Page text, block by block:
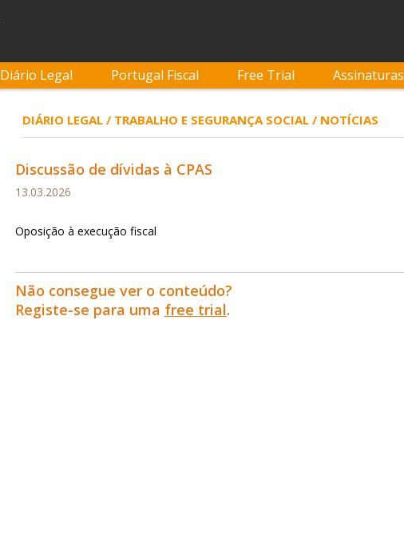
Diário Legal Portugal Fiscal Free Trial Assinaturas
DIÁRIO LEGAL / TRABALHO E SEGURANÇA SOCIAL / NOTÍCIAS
Discussão de dívidas à CPAS
13.03.2026
Oposição à execução fiscal
Não consegue ver o conteúdo?
Registe-se para uma free trial.